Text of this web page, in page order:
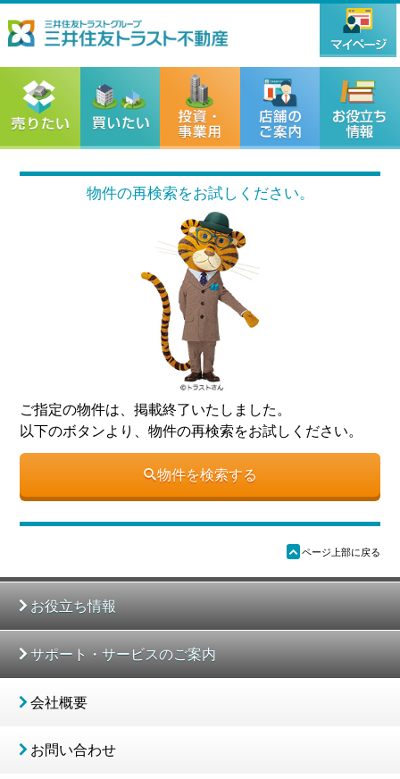
物件の再検索をお試しください。
ご指定の物件は、掲載終了いたしました。
以下のボタンより、物件の再検索をお試しください。
物件を検索する
ü ページ上部に戻る
お役立ち情報
サポート・サービスのご案内
会社概要
お問い合わせ